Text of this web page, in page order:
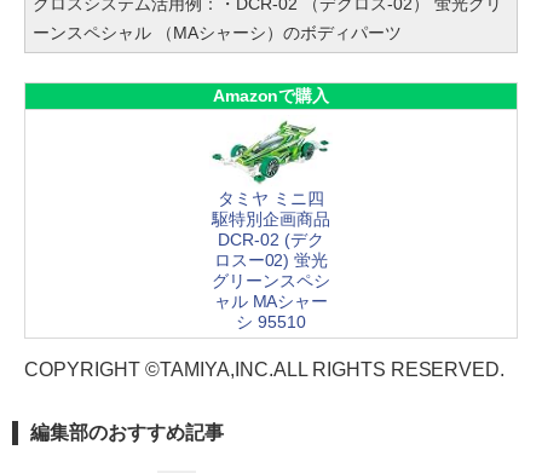
ーンスペシャル （MAシャーシ）のボディパーツ
Amazonで購入
タミヤ ミニ四
駆特別企画商品
DCR-02 (デク
ロスー02) 蛍光
グリーンスペシ
ャル MAシャー
シ 95510
COPYRIGHT ©TAMIYA,INC.ALL RIGHTS RESERVED.
編集部のおすすめ記事